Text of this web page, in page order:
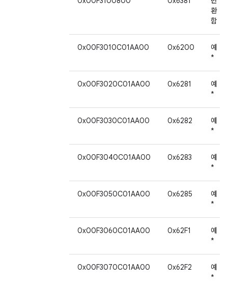
환
함
0x00F3010C01AA00 0x6200
예
*
0x00F3020C01AA00 0x6281
예
*
0x00F3030C01AA00 0x6282
예
*
0x00F3040C01AA00 0x6283
예
*
0x00F3050C01AA00 0x6285
예
*
0x00F3060C01AA00 0x62F1
예
*
0x00F3070C01AA00 0x62F2
예
*